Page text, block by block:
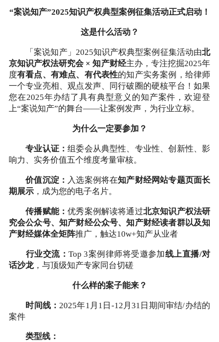
“案说知产”2025知识产权典型案例征集活动正式启动！
这是什么活动？
「案说知产」2025知识产权典型案例征集活动由北
京知识产权法研究会 × 知产财经主办，专注挖掘2025年
度有看点、有难点、有代表性的知产实务案例，给律师
一个专业亮相、观点发声、同行破圈的硬核平台！如果
您在2025年办结了具有典型意义的知产案件，欢迎登
上“案说知产”的舞台——让案例发声，为行业立标。
为什么一定要参加？
专业认证：组委会从典型性、专业性、创新性、影
响力、实务价值五个维度考量审核。
价值沉淀： 入选案例将在知产财经网站专题页面长
期展示，成为您的电子名片。
传播赋能：优秀案例解读将通过北京知识产权法研
究会公众号、知产财经公众号、知产财经读者群以及知
产财经媒体全矩阵推广，触达10w+知产从业者
行业交流：Top 3案例律师将受邀参加线上直播/对
话沙龙，与顶级知产专家同台切磋
什么样的案子能来？
时间线： 2025年1月1日-12月31日期间审结/办结的
案件
类型线：